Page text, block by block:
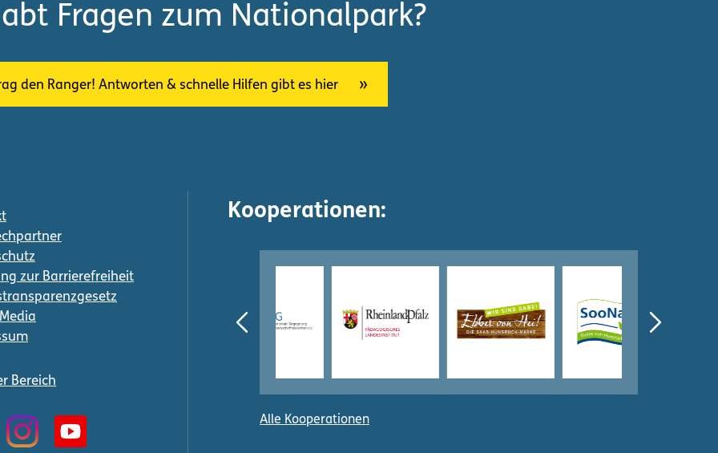
Fragen zum Nationalpark?
den Ranger! Antworten & schnelle Hilfen gibt es hier
zur Barrierefreiheit
Bereich
Kooperationen:
Alle Kooperationen